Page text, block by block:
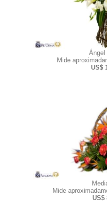
Ángel
Mide
US$
Mide
US$